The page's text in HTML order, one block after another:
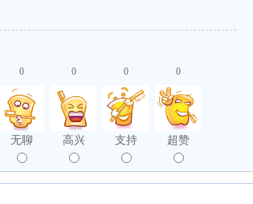
0
无聊
0
高兴
0
支持
0
超赞